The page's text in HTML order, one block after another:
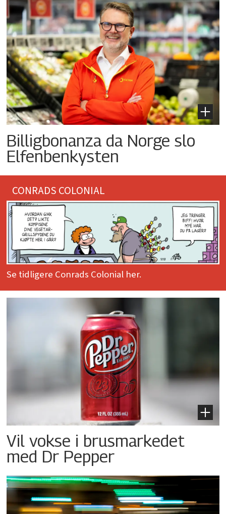
Billigbonanza da Norge slo
Elfenbenkysten
CONRADS COLONIAL
Se tidligere Conrads Colonial her.
Vil vokse i brusmarkedet
med Dr Pepper